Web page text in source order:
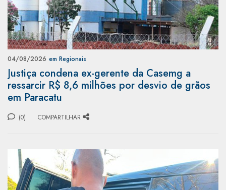
04/08/2026 em Regionais
Justiça condena ex-gerente da Casemg a
ressarcir R$ 8,6 milhões por desvio de grãos
em Paracatu
(0) COMPARTILHAR